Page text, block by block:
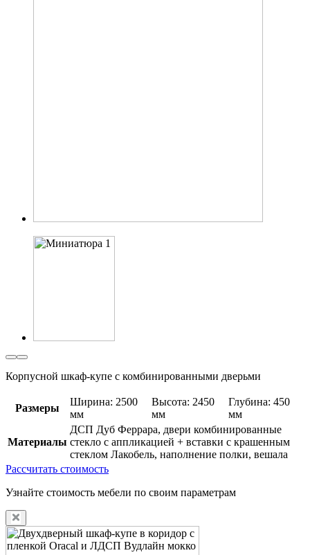
Корпусной шкаф-купе с комбинированными дверьми
Размеры
Ширина: 2500
мм
Высота: 2450
мм
Глубина: 450
мм
Материалы
ДСП Дуб Феррара, двери комбинированные
стекло с аппликацией + вставки с крашенным
стеклом Лакобель, наполнение полки, вешала
Рассчитать стоимость
Узнайте стоимость мебели по своим параметрам